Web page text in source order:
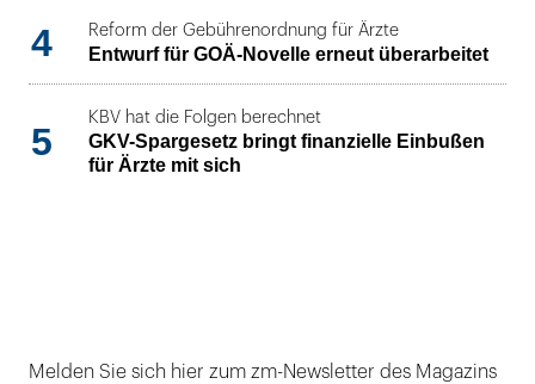
4 Reform der Gebührenordnung für Ärzte
Entwurf für GOÄ-Novelle erneut überarbeitet
5
KBV hat die Folgen berechnet
GKV-Spargesetz bringt finanzielle Einbußen
für Ärzte mit sich
Melden Sie sich hier zum zm-Newsletter des Magazins